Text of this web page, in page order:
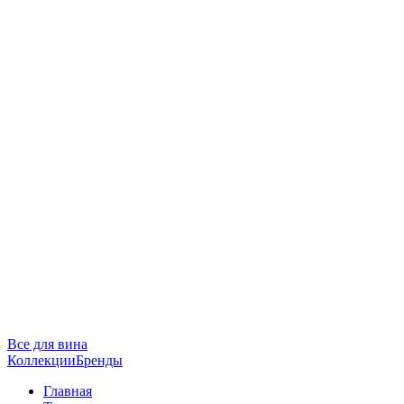
Все для вина
КоллекцииБренды
Главная